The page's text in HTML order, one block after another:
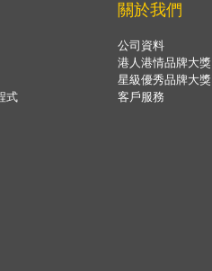
式
關於我們
公司資料
港人港情品牌大獎
星級優秀品牌大獎
客戶服務